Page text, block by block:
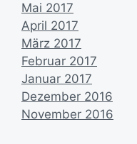
Mai 2017
April 2017
März 2017
Februar 2017
Januar 2017
Dezember 2016
November 2016